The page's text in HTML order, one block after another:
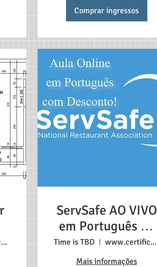
Comprar ingressos
www.zoom.com
ServSafe AO VIVO
em Português 3+
alunos $198 Cada
aluno (1)
Time is TBD
www.certificadonosestadosunidos.com
Mais informações